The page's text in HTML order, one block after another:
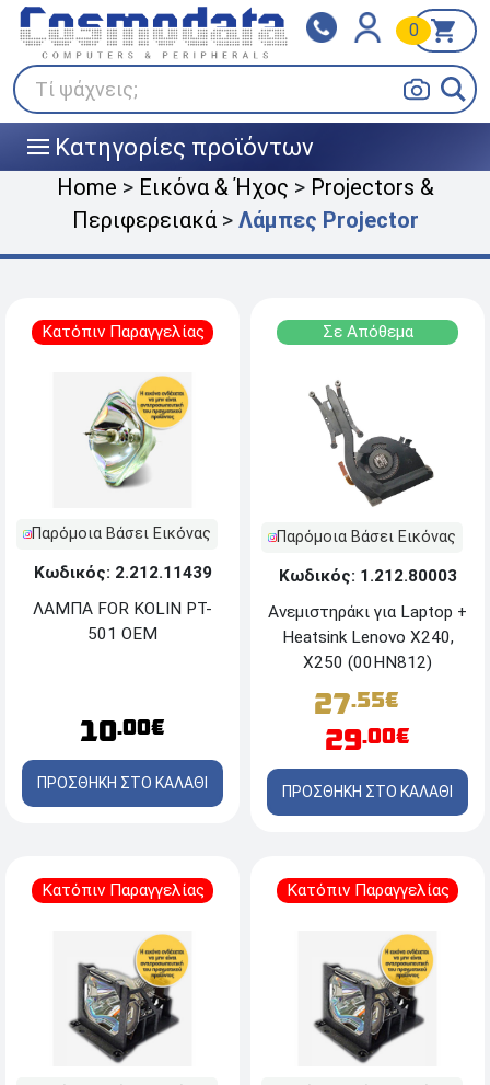
Τί ψάχνεις;
0
||| Κατηγορίες προϊόντων
Klarna
Πληρώστε σε 3
άτοκες δόσεις
BOX NOW
Home > Εικόνα & Ήχος > Projectors &
Περιφερειακά> Λάμπες Projector
Κατόπιν Παραγγελίας
Παρόμοια Βάσει Εικόνας
Κωδικός: 2.212.11439
ΛΑΜΠΑ FOR KOLIN PT-
501 OEM
10.00€
ΠΡΟΣΘΗΚΗ ΣΤΟ ΚΑΛΑΘΙ
Σε Απόθεμα
Παρόμοια Βάσει Εικόνας
Κωδικός: 1.212.80003
Ανεμιστηράκι για Laptop +
Heatsink Lenovo X240,
X250 (00HN812)
27.55€
29.00€
ΠΡΟΣΘΗΚΗ ΣΤΟ ΚΑΛΑΘΙ
Κατόπιν Παραγγελίας Κατόπιν Παραγγελίας